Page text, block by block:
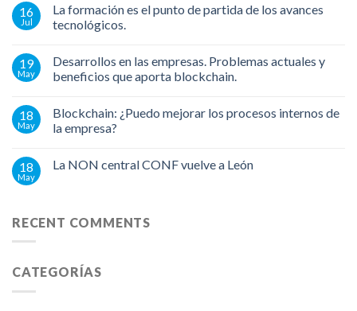
16
Jul
La formación es el punto de partida de los avances
tecnológicos.
19
May
Desarrollos en las empresas. Problemas actuales y
beneficios que aporta blockchain.
18
May
Blockchain: ¿Puedo mejorar los procesos internos de
la empresa?
18
May
La NON central CONF vuelve a León
RECENT COMMENTS
CATEGORÍAS